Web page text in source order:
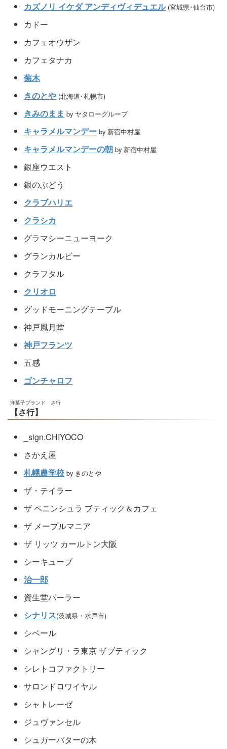
カズノリ イケダ アンディヴィデュエル (宮城県･仙台市)
カドー
カフェオウザン
カフェタナカ
蕪木
きのとや (北海道･札幌市)
きみのまま by ヤタローグループ
キャラメルマンデー by 新宿中村屋
キャラメルマンデーの朝 by 新宿中村屋
銀座ウエスト
銀のぶどう
クラブハリエ
クラシカ
グラマシーニューヨーク
グランカルビー
クラフタル
クリオロ
グッドモーニングテーブル
神戸風月堂
神戸フランツ
五感
ゴンチャロフ
洋菓子ブランド さ行
【さ行】
_sign.CHIYOCO
さかえ屋
札幌農学校 by きのとや
ザ・テイラー
ザ ペニンシュラ ブティック＆カフェ
ザ メープルマニア
ザ リッツ カールトン大阪
シーキューブ
治一郎
資生堂パーラー
シナリス(茨城県・水戸市)
シベール
シャングリ・ラ東京 ザブティック
シレトコファクトリー
サロンドロワイヤル
シャトレーゼ
ジュヴァンセル
シュガーバターの木